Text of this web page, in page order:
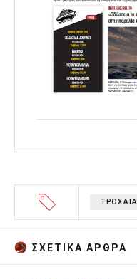
ΤΡΟΧΑΙΑ
ΣΧΕΤΙΚA AΡΘΡΑ